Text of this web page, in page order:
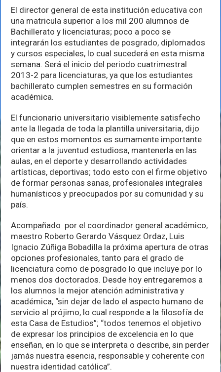
El director general de esta institución educativa con
una matricula superior a los mil 200 alumnos de
Bachillerato y licenciaturas; poco a poco se
integrarán los estudiantes de posgrado, diplomados
y cursos especiales, lo cual sucederá en esta misma
semana. Será el inicio del periodo cuatrimestral
2013-2 para licenciaturas, ya que los estudiantes
bachillerato cumplen semestres en su formación
académica.
El funcionario universitario visiblemente satisfecho
ante la llegada de toda la plantilla universitaria, dijo
que en estos momentos es sumamente importante
orientar a la juventud estudiosa, mantenerla en las
aulas, en el deporte y desarrollando actividades
artísticas, deportivas; todo esto con el firme objetivo
de formar personas sanas, profesionales integrales
humanísticos y preocupados por su comunidad y su
país.
Acompañado por el coordinador general académico,
maestro Roberto Gerardo Vásquez Ordaz, Luis
Ignacio Zúñiga Bobadilla la próxima apertura de otras
opciones profesionales, tanto para el grado de
licenciatura como de posgrado lo que incluye por lo
menos dos doctorados. Desde hoy entregaremos a
los alumnos la mejor atención administrativa y
académica, “sin dejar de lado el aspecto humano de
servicio al prójimo, lo cual responde a la filosofía de
esta Casa de Estudios”; “todos tenemos el objetivo
de expresar los principios de excelencia en lo que
enseñan, en lo que se interpreta o describe, sin perder
jamás nuestra esencia, responsable y coherente con
nuestra identidad católica”.